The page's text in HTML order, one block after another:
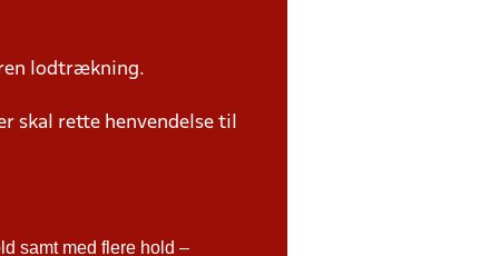
ren lodtrækning.
skal rette henvendelse til
samt med flere hold –